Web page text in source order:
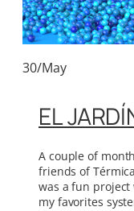
30/May
EL
A couple of
friends of
was a fun
my favorites